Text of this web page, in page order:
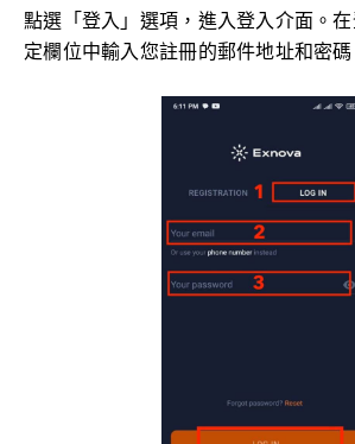
點選「登入」選項，進入登入介面。
定欄位中輸入您註冊的郵件地址和密碼